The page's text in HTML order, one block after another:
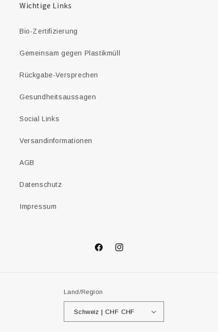
Wichtige Links
Bio-Zertifizierung
Gemeinsam gegen Plastikmüll
Rückgabe-Versprechen
Gesundheitsaussagen
Social Links
Versandinformationen
AGB
Datenschutz
Impressum
FacebookInstagram
Land/Region
Schweiz | CHF CHF